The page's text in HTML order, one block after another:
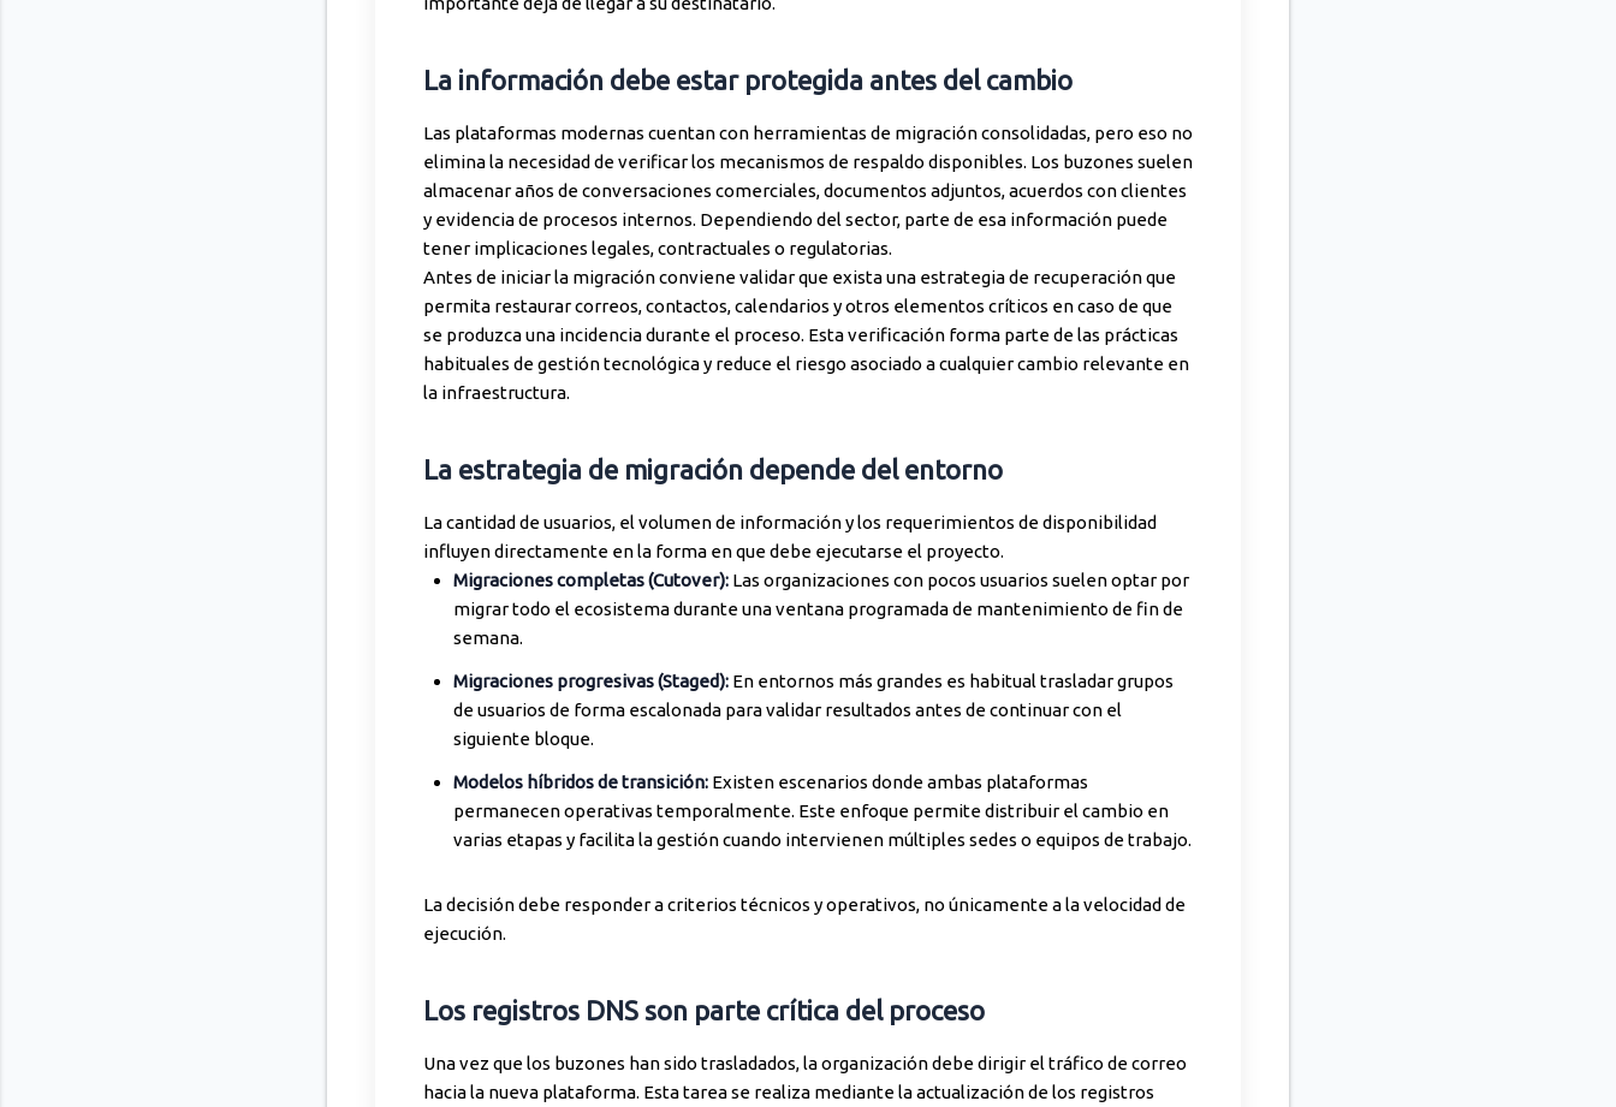
La información debe estar protegida antes del cambio
Las plataformas modernas cuentan con herramientas de migración consolidadas, pero eso no
elimina la necesidad de verificar los mecanismos de respaldo disponibles. Los buzones suelen
almacenar años de conversaciones comerciales, documentos adjuntos, acuerdos con clientes
y evidencia de procesos internos. Dependiendo del sector, parte de esa información puede
tener implicaciones legales, contractuales o regulatorias.
Antes de iniciar la migración conviene validar que exista una estrategia de recuperación que
permita restaurar correos, contactos, calendarios y otros elementos críticos en caso de que
se produzca una incidencia durante el proceso. Esta verificación forma parte de las prácticas
habituales de gestión tecnológica y reduce el riesgo asociado a cualquier cambio relevante en
la infraestructura.
La estrategia de migración depende del entorno
La cantidad de usuarios, el volumen de información y los requerimientos de disponibilidad
influyen directamente en la forma en que debe ejecutarse el proyecto.
Migraciones completas (Cutover): Las organizaciones con pocos usuarios suelen optar por
migrar todo el ecosistema durante una ventana programada de mantenimiento de fin de
semana.
Migraciones progresivas (Staged): En entornos más grandes es habitual trasladar grupos
de usuarios de forma escalonada para validar resultados antes de continuar con el
siguiente bloque.
Modelos híbridos de transición: Existen escenarios donde ambas plataformas
permanecen operativas temporalmente. Este enfoque permite distribuir el cambio en
varias etapas y facilita la gestión cuando intervienen múltiples sedes o equipos de trabajo.
La decisión debe responder a criterios técnicos y operativos, no únicamente a la velocidad de
ejecución.
Los registros DNS son parte crítica del proceso
Una vez que los buzones han sido trasladados, la organización debe dirigir el tráfico de correo
hacia la nueva plataforma. Esta tarea se realiza mediante la actualización de los registros